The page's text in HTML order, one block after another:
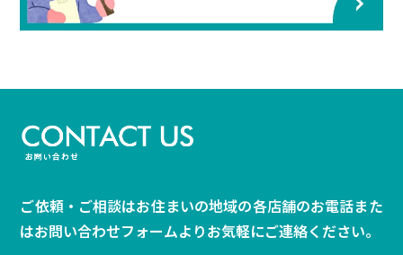
ご依頼・ご相談はお住まいの地域の各店舗のお電話また
はお問い合わせフォームよりお気軽にご連絡ください。